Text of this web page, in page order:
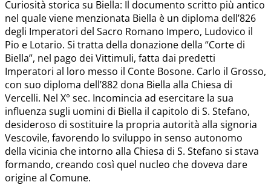
Curiosità storica su Biella: Il documento scritto più antico
nel quale viene menzionata Biella è un diploma dell’826
degli Imperatori del Sacro Romano Impero, Ludovico il
Pio e Lotario. Si tratta della donazione della “Corte di
Biella”, nel pago dei Vittimuli, fatta dai predetti
Imperatori al loro messo il Conte Bosone. Carlo il Grosso,
con suo diploma dell’882 dona Biella alla Chiesa di
Vercelli. Nel X° sec. Incomincia ad esercitare la sua
influenza sugli uomini di Biella il capitolo di S. Stefano,
desideroso di sostituire la propria autorità alla signoria
Vescovile, favorendo lo sviluppo in senso autonomo
della vicinia che intorno alla Chiesa di S. Stefano si stava
formando, creando così quel nucleo che doveva dare
origine al Comune.